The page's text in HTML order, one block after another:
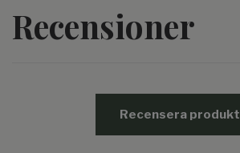
Recensioner
Recensera produkt